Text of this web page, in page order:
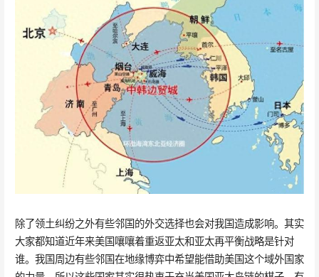
除了领土纠纷之外有些邻国的外交选择也会对我国造成影响。其实
大家都知道近年来美国嚷嚷着重返亚太和亚太再平衡战略是针对
谁。我国周边有些邻国在地缘博弈中希望能借助美国这个域外国家